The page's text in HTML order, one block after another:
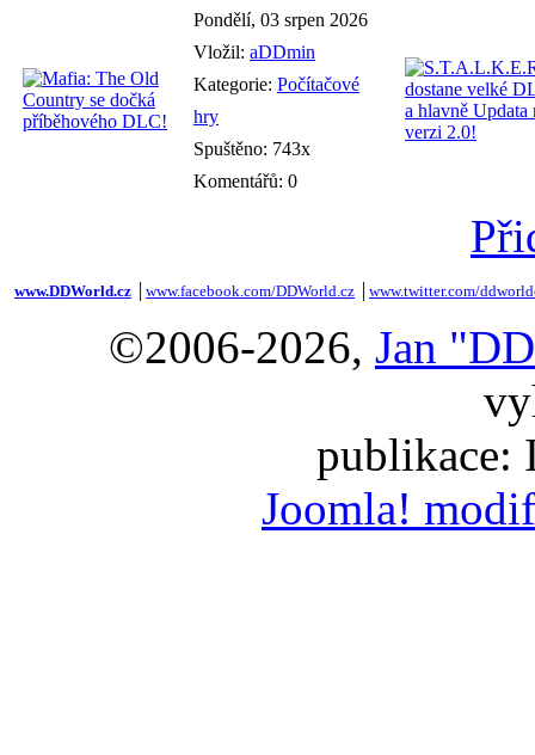
Pondělí, 03 srpen 2026
Vložil: aDDmin
Kategorie: Počítačové
hry
Spuštěno: 743x
Komentářů: 0
www.DDWorld.cz www.facebook.com/DDWorld.cz www.twitter.com/
©2006-2026, Jan
publikace:
Joomla!